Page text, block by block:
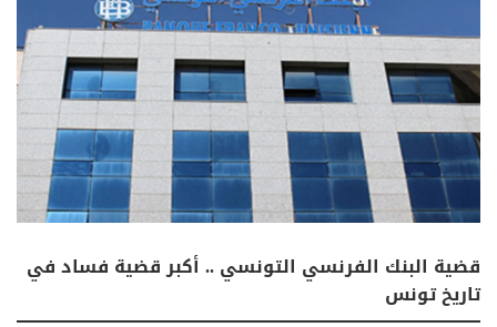
قضية البنك الفرنسي التونسي .. أكبر قضية فساد في
تاريخ تونس